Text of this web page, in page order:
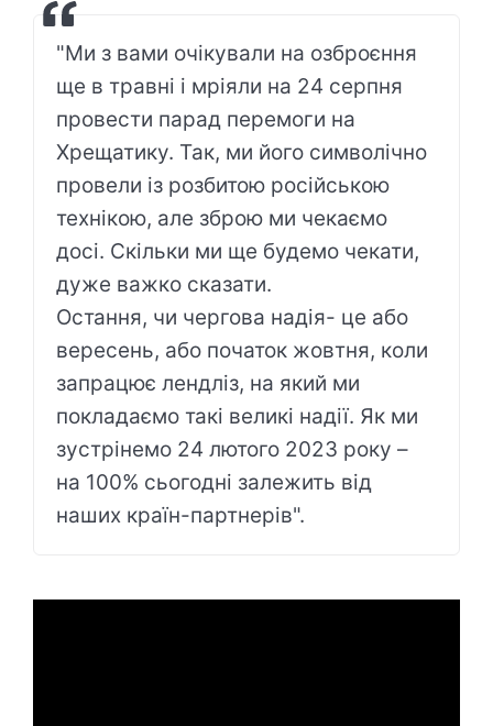
"Ми з вами очікували на озброєння
ще в травні і мріяли на 24 серпня
провести парад перемоги на
Хрещатику. Так, ми його символічно
провели із розбитою російською
технікою, але зброю ми чекаємо
досі. Скільки ми ще будемо чекати,
дуже важко сказати.
Остання, чи чергова надія- це або
вересень, або початок жовтня, коли
запрацює лендліз, на який ми
покладаємо такі великі надії. Як ми
зустрінемо 24 лютого 2023 року –
на 100% сьогодні залежить від
наших країн-партнерів".